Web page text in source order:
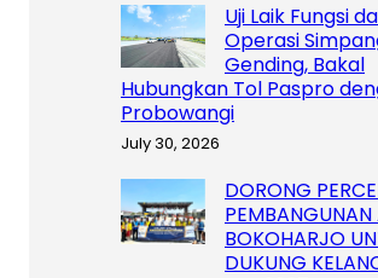
Uji Laik Fungsi
Operasi
Gending, Bakal
Hubungkan Tol Paspro
Probowangi
July 30, 2026
DORONG
PEMBANGUNAN
BOKOHARJO
DUKUNG